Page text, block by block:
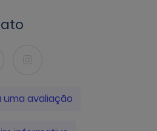
avaliação